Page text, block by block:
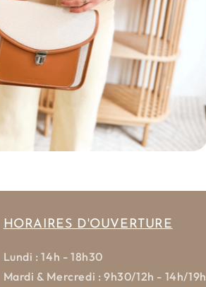
HORAIRES D'OUVERTURE
Lundi : 14h - 18h30
Mardi & Mercredi : 9h30/12h - 14h/19h